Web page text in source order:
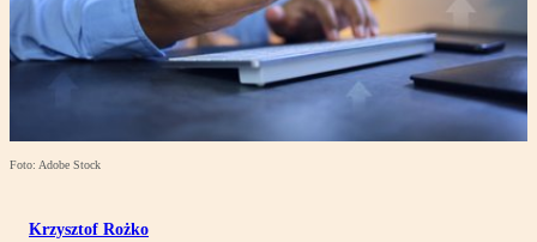
Foto: Adobe Stock
Krzysztof Rożko